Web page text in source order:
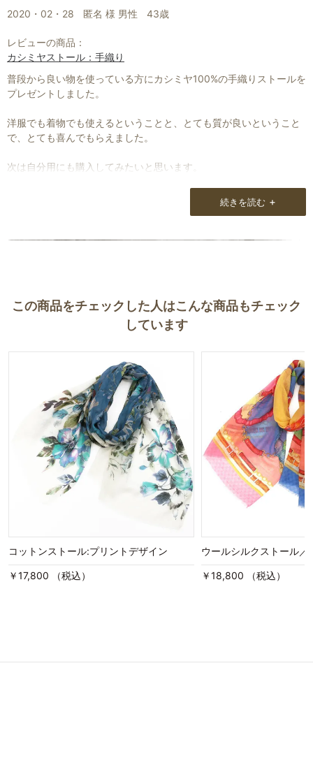
2020・02・28 匿名 様 男性 43歳
レビューの商品：
カシミヤストール：手織り
普段から良い物を使っている方にカシミヤ100%の手織りストールを
プレゼントしました。
洋服でも着物でも使えるということと、とても質が良いということ
で、とても喜んでもらえました。
次は自分用にも購入してみたいと思います。
続きを読む +
この商品をチェックした人はこんな商品もチェック
しています
コットンストール:プリントデザイン
￥17,800 （税込）
ウールシルクストール／
￥18,800 （税込）